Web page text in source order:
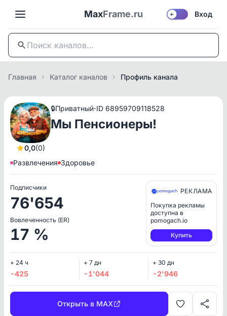
MaxFrame.ru ☀️ Вход
Главная Каталог каналов Профиль канала
0,0(0)
🔒Приватный·ID 68959709118528
Мы Пенсионеры!
Развлечения Здоровье
Подписчики
76'654
Вовлеченность (ER)
17 %
РЕКЛАМА
Покупка рекламы
доступна в
pomogach.io
Купить
+ 24 ч
-425
+ 7 дн
-1'044
+ 30 дн
-2'946
Открыть в MAX